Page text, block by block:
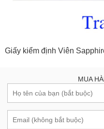
Giấy kiểm định Viên
MUA